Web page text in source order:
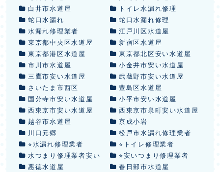
白井市水道屋
トイレ水漏れ修理
蛇口水漏れ
蛇口水漏れ修理
水漏れ修理業者
江戸川区水道屋
東京都中央区水道屋
新宿区水道屋
東京都港区水道屋
東京都北区安い水道屋
市川市水道屋
小金井市安い水道屋
三鷹市安い水道屋
武蔵野市安い水道屋
さいたま市西区
豊島区水道屋
国分寺市安い水道屋
小平市安い水道屋
西東京市安い水道屋
西東京市泉町安い水道屋
越谷市水道屋
京成小岩
川口元郷
松戸市水漏れ修理業者
⭐︎水漏れ修理業者
⭐︎トイレ修理業者
水つまり修理業者安い
⭐︎安いつまり修理業者
悪徳水道屋
春日部市水道屋